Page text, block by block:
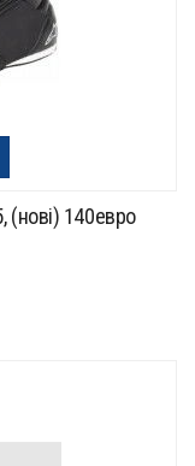
(нові) 140евро